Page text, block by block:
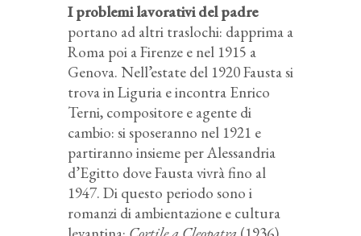
I problemi lavorativi del padre
portano ad altri traslochi: dapprima a
Roma poi a Firenze e nel 1915 a
Genova. Nell’estate del 1920 Fausta si
trova in Liguria e incontra Enrico
Terni, compositore e agente di
cambio: si sposeranno nel 1921 e
partiranno insieme per Alessandria
d’Egitto dove Fausta vivrà fino al
1947. Di questo periodo sono i
romanzi di ambientazione e cultura